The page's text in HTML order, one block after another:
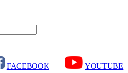
FACEBOOK YOUTUBE